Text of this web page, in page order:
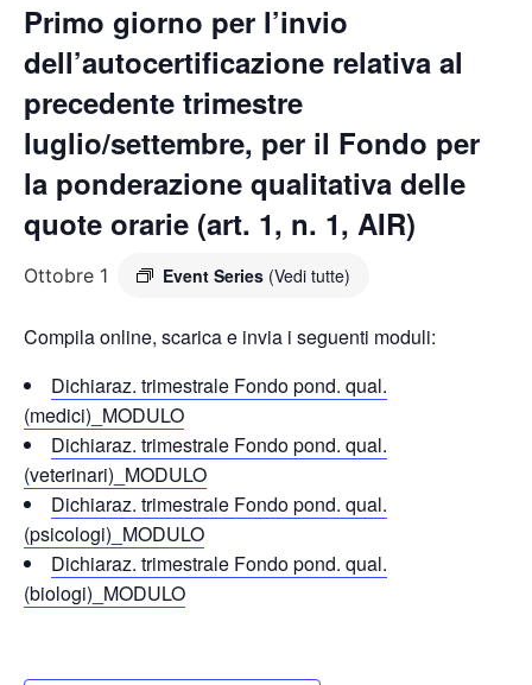
Primo giorno per l’invio
dell’autocertificazione relativa al
precedente trimestre
luglio/settembre, per il Fondo per
la ponderazione qualitativa delle
quote orarie (art. 1, n. 1, AIR)
Ottobre 1 Event Series (Vedi tutte)
Compila online, scarica e invia i seguenti moduli:
Dichiaraz. trimestrale Fondo pond. qual.
(medici)_MODULO
Dichiaraz. trimestrale Fondo pond. qual.
(veterinari)_MODULO
Dichiaraz. trimestrale Fondo pond. qual.
(psicologi)_MODULO
Dichiaraz. trimestrale Fondo pond. qual.
(biologi)_MODULO